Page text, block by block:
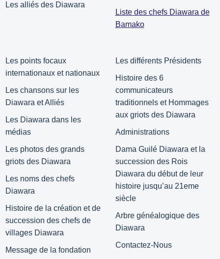
Les alliés des Diawara
Liste des chefs Diawara de
Bamako
Les points focaux
internationaux et nationaux
Les chansons sur les
Diawara et Alliés
Les Diawara dans les
médias
Les photos des grands
griots des Diawara
Les noms des chefs
Diawara
Histoire de la création et de
succession des chefs de
villages Diawara
Message de la fondation
Les différents Présidents
Histoire des 6
communicateurs
traditionnels et Hommages
aux griots des Diawara
Administrations
Dama Guilé Diawara et la
succession des Rois
Diawara du début de leur
histoire jusqu’au 21eme
siècle
Arbre généalogique des
Diawara
Contactez-Nous